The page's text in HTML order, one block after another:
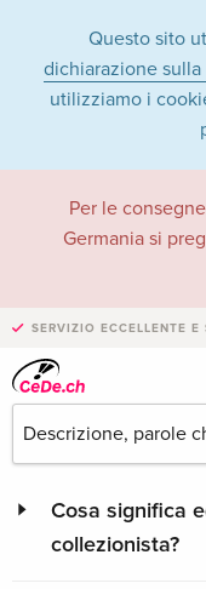
Questo sito
dichiarazione sulla
utilizziamo i
Per le
Germania si
SERVIZIO ECCELLENTE E
Categoria:
o 18 anni?
Che differenza
e PEGI?
Cosa significa
collezionista?